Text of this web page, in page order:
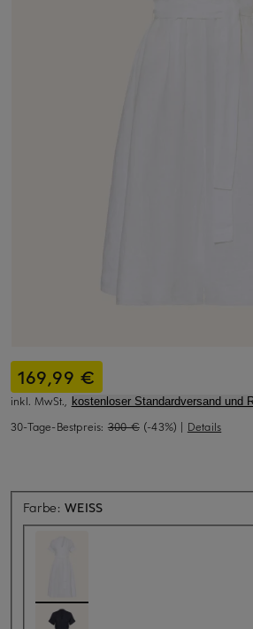
169,99 €
inkl. MwSt., kostenloser Standardversand und
30-Tage-Bestpreis: 300 € (-43%) | Details
Farbe:WEISS